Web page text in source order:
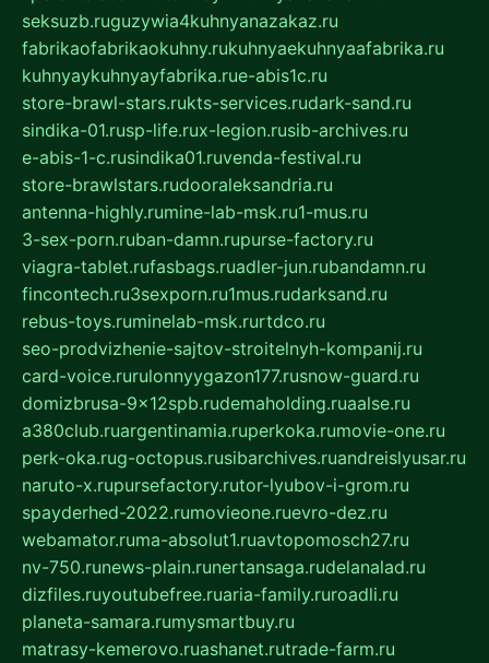
seksuzb.ruguzywia4kuhnyanazakaz.ru
fabrikaofabrikaokuhny.rukuhnyaekuhnyaafabrika.ru
kuhnyaykuhnyayfabrika.rue-abis1c.ru
store-brawl-stars.rukts-services.rudark-sand.ru
sindika-01.rusp-life.rux-legion.rusib-archives.ru
e-abis-1-c.rusindika01.ruvenda-festival.ru
store-brawlstars.rudooraleksandria.ru
antenna-highly.rumine-lab-msk.ru1-mus.ru
3-sex-porn.ruban-damn.rupurse-factory.ru
viagra-tablet.rufasbags.ruadler-jun.rubandamn.ru
fincontech.ru3sexporn.ru1mus.rudarksand.ru
rebus-toys.ruminelab-msk.rurtdco.ru
seo-prodvizhenie-sajtov-stroitelnyh-kompanij.ru
card-voice.rurulonnyygazon177.rusnow-guard.ru
domizbrusa-9x12spb.rudemaholding.ruaalse.ru
a380club.ruargentinamia.ruperkoka.rumovie-one.ru
perk-oka.rug-octopus.rusibarchives.ruandreislyusar.ru
naruto-x.rupursefactory.rutor-lyubov-i-grom.ru
spayderhed-2022.rumovieone.ruevro-dez.ru
webamator.ruma-absolut1.ruavtopomosch27.ru
nv-750.runews-plain.runertansaga.rudelanalad.ru
dizfiles.ruyoutubefree.ruaria-family.ruroadli.ru
planeta-samara.rumysmartbuy.ru
matrasy-kemerovo.ruashanet.rutrade-farm.ru